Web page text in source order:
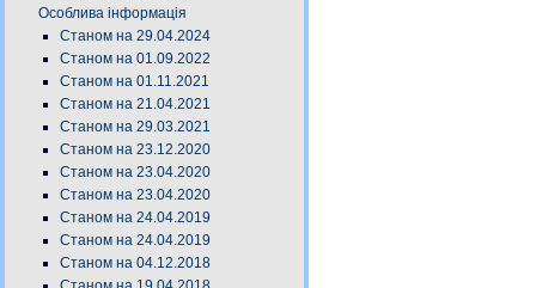
Особлива інформація
Станом на 29.04.2024
Станом на 01.09.2022
Станом на 01.11.2021
Станом на 21.04.2021
Станом на 29.03.2021
Станом на 23.12.2020
Станом на 23.04.2020
Станом на 23.04.2020
Станом на 24.04.2019
Станом на 24.04.2019
Станом на 04.12.2018